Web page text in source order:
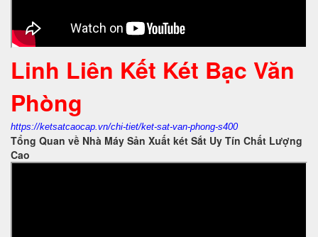
Linh Liên Kết Két Bạc Văn
Phòng
https://ketsatcaocap.vn/chi-tiet/ket-sat-van-phong-s400
Tổng Quan về Nhà Máy Sản Xuất két Sắt Uy Tín Chất Lượng
Cao